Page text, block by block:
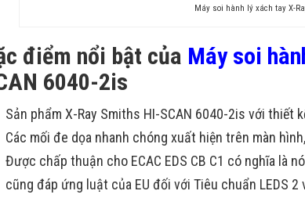
Máy soi hành lý xách tay X-
điểm nổi bật của Máy soi
6040-2is
Sản phẩm X-Ray Smiths HI-SCAN 6040-2is với thiết
Các mối đe dọa nhanh chóng xuất hiện trên màn
Được chấp thuận cho ECAC EDS CB C1 có nghĩa là
cũng đáp ứng luật của EU đối với Tiêu chuẩn LEDS 2